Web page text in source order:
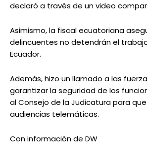
declaró a través de un video
Asimismo, la fiscal ecuatoriana
delincuentes no detendrán el
Ecuador.
Además, hizo un llamado a las
garantizar la seguridad de los
al Consejo de la Judicatura para
audiencias telemáticas.
Con información de DW